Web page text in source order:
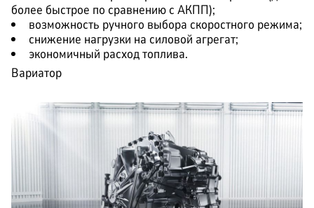
более быстрое по сравнению с АКПП);
возможность ручного выбора скоростного режима;
снижение нагрузки на силовой агрегат;
экономичный расход топлива.
Вариатор